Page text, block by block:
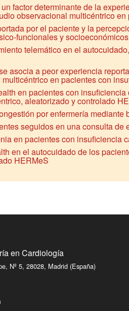
factor determinante de la
observacional multicéntrico
por el paciente y la
funcionales y
telemático en el
asocia a peor experiencia
en pacientes con
en pacientes con
aleatorizado y controlado
por enfermería
seguidos en una consulta
en pacientes con insuficiencia
en el autocuidado de los
HERMeS
en Cardiología
Nº 5, 28028, Madrid (España)